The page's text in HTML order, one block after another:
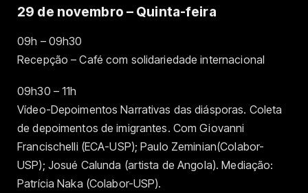
29 de novembro – Quinta-feira
09h – 09h30
Recepção – Café com solidariedade internacional
09h30 – 11h
Vídeo-Depoimentos Narrativas das diásporas. Coleta
de depoimentos de imigrantes. Com Giovanni
Francischelli (ECA-USP); Paulo Zeminian(Colabor-
USP); Josué Calunda (artista de Angola). Mediação:
Patrícia Naka (Colabor-USP).